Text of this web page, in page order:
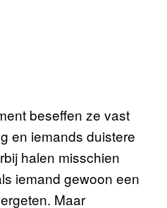
beseffen ze vast
en iemands duistere
halen misschien
iemand gewoon een
Maar